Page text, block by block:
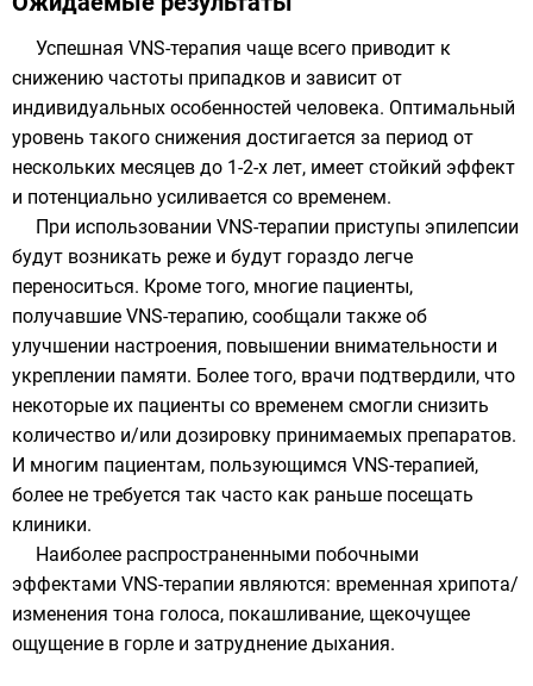
Успешная VNS-терапия чаще всего приводит к
снижению частоты припадков и зависит от
индивидуальных особенностей человека. Оптимальный
уровень такого снижения достигается за период от
нескольких месяцев до 1-2-х лет, имеет стойкий эффект
и потенциально усиливается со временем.
При использовании VNS-терапии приступы эпилепсии
будут возникать реже и будут гораздо легче
переноситься. Кроме того, многие пациенты,
получавшие VNS-терапию, сообщали также об
улучшении настроения, повышении внимательности и
укреплении памяти. Более того, врачи подтвердили, что
некоторые их пациенты со временем смогли снизить
количество и/или дозировку принимаемых препаратов.
И многим пациентам, пользующимся VNS-терапией,
более не требуется так часто как раньше посещать
клиники.
Наиболее распространенными побочными
эффектами VNS-терапии являются: временная хрипота/
изменения тона голоса, покашливание, щекочущее
ощущение в горле и затруднение дыхания.